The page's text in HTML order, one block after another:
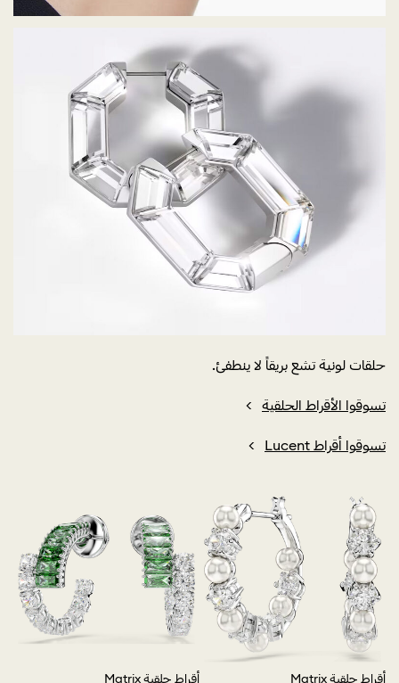
حلقات لونية تشع بريقاً لا ينطفئ.
تسوقوا الأقراط الحلقية
تسوقوا أقراط Lucent
أقراط حلقية Matrix
أقراط حلقية Matrix